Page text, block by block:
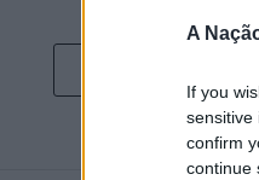
A
If you
sensitive
confirm
continue